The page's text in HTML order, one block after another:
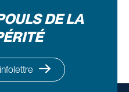
DE LA